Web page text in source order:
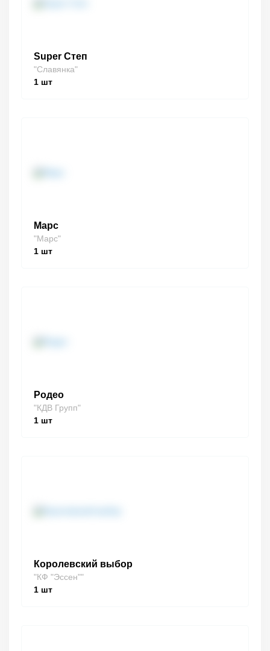
Super Степ
"Славянка"
1 шт
Марс
"Марс"
1 шт
Родео
"КДВ Групп"
1 шт
Королевский выбор
"КФ "Эссен""
1 шт